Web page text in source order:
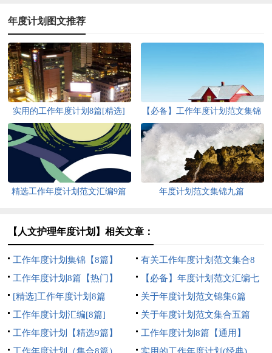
年度计划图文推荐
实用的工作年度计划8篇[精选]
【必备】工作年度计划范文集锦
精选工作年度计划范文汇编9篇 年度计划范文集锦九篇
【人文护理年度计划】相关文章：
工作年度计划集锦【8篇】
有关工作年度计划范文集合8
篇
工作年度计划8篇【热门】
【必备】年度计划范文汇编七
篇
[精选]工作年度计划8篇
关于年度计划范文锦集6篇
工作年度计划汇编[8篇]
关于年度计划范文集合五篇
工作年度计划【精选9篇】
工作年度计划8篇【通用】